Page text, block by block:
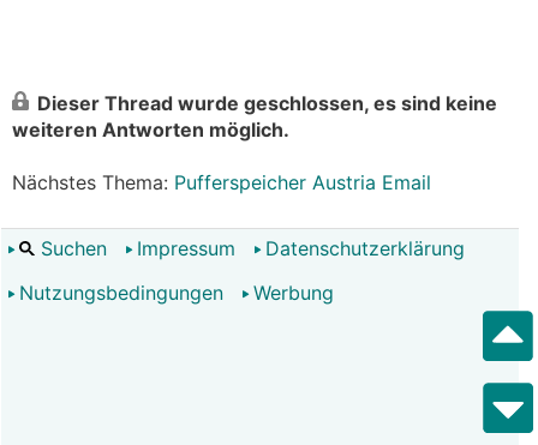
Dieser Thread wurde geschlossen, es sind keine
weiteren Antworten möglich.
Nächstes Thema: Pufferspeicher Austria Email
Suchen Impressum
Datenschutzerklärung
Nutzungsbedingungen
Werbung